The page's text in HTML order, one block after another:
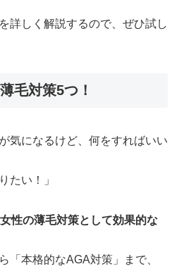
詳しく解説するので、ぜひ試し
毛対策5つ！
気になるけど、何をすればいい
たい！」
性の薄毛対策として効果的な
「本格的なAGA対策」まで、